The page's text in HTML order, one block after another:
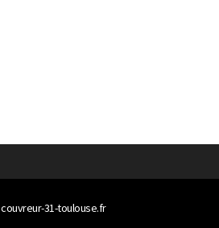
couvreur-31-toulouse.fr